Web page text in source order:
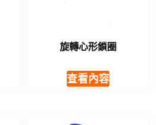
旋轉心形鎖圈
查看內容